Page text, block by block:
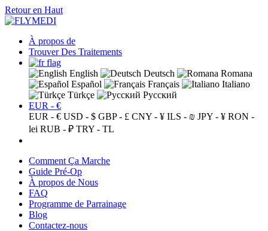
Retour en Haut
À propos de
Trouver Des Traitements
English Deutsch
Romana
Español
Français
Italiano
Türkçe
Русский
EUR - €
EUR - € USD - $ GBP - £ CNY - ¥ ILS - ₪ JPY - ¥ RON -
lei RUB - ₽ TRY - TL
Comment Ça Marche
Guide Pré-Op
À propos de Nous
FAQ
Programme de Parrainage
Blog
Contactez-nous